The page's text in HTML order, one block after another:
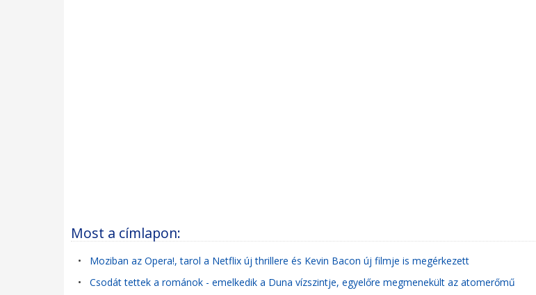
Most a címlapon:
• Moziban az Opera!, tarol a Netflix új thrillere és Kevin Bacon új filmje is megérkezett
• Csodát tettek a románok - emelkedik a Duna vízszintje, egyelőre megmenekült az atomerőmű